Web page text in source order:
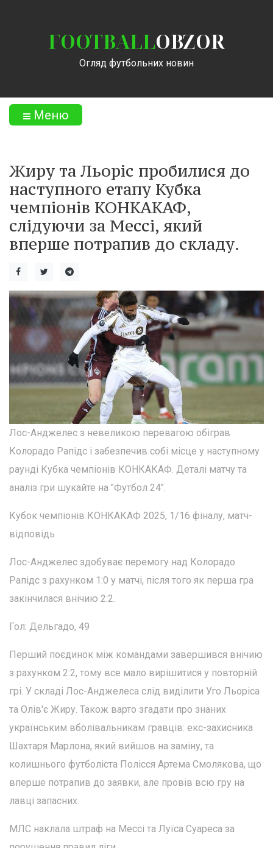
FOOTBALLOBZOR
Огляд футбольних новин
Меню
Жиру та Льоріс пробилися до
наступного етапу Кубка
чемпіонів КОНКАКАФ,
слідуючи за Мессі, який
вперше потрапив до складу.
Лос-Анджелес з невеликою перевагою обіграв
Колорадо Рапідс і забезпечив собі місце у наступному
раунді Кубка чемпіонів КОНКАКАФ. Деталі матчу та
аналіз гри шукайте на "Футбол 24".
Кубок чемпіонів КОНКАКАФ 2025, 1/16 фіналу, матч-
відповідь
Лос-Анджелес здобуває перемогу над Колорадо
Рапідс з рахунком 1:0 у матчі, після того як перша гра
закінчилася внічию 2:2.
Гол: Дельгадо, 49
Перший поєдинок між командами завершився внічию
з рахунком 2:2, тому все мало вирішитися у повторній
грі. У складі Лос-Анджелеса слід виділити Уго Льоріса
та Олів'є Жиру. Також варто згадати про знаних
українським вболівальникам гравців: екс-захисника
Шахтаря Марлона, який вийшов на заміну, та
колишнього футболіста Полісся Артема Смолякова, що
вперше потрапив до заявки, але провів всю гру на
лавці запасних.
МЛС наклала штраф на Мессі та Луїса Суареса за